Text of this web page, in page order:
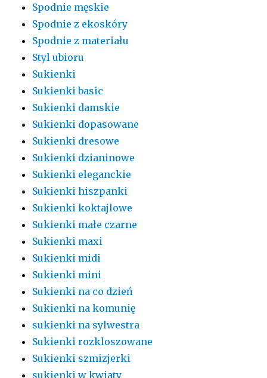
Spodnie męskie
Spodnie z ekoskóry
Spodnie z materiału
Styl ubioru
Sukienki
Sukienki basic
Sukienki damskie
Sukienki dopasowane
Sukienki dresowe
Sukienki dzianinowe
Sukienki eleganckie
Sukienki hiszpanki
Sukienki koktajlowe
Sukienki małe czarne
Sukienki maxi
Sukienki midi
Sukienki mini
Sukienki na co dzień
Sukienki na komunię
sukienki na sylwestra
Sukienki rozkloszowane
Sukienki szmizjerki
sukienki w kwiaty